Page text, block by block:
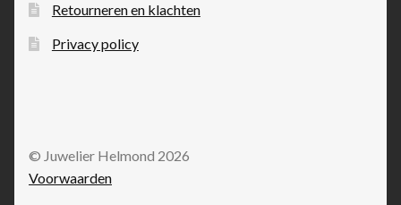
Retourneren en klachten
Privacy policy
© Juwelier Helmond 2026
Voorwaarden